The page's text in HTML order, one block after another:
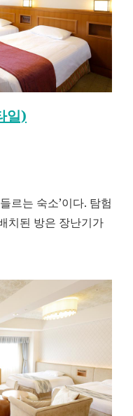
일)
르는 숙소’이다. 탐험
치된 방은 장난기가